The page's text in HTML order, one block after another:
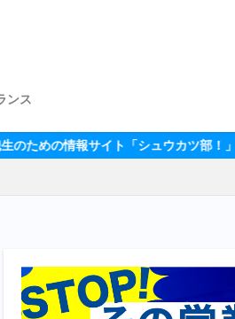
ンス
「シュウカツ部！」